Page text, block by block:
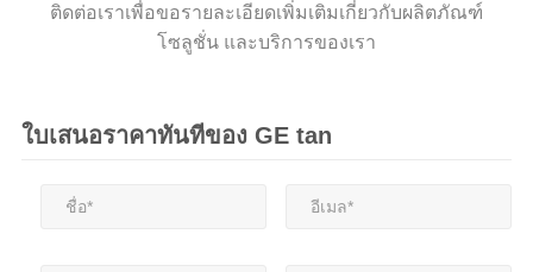
ติดต่อเราเพื่อขอรายละเอียดเพิ่มเติมเกี่ยวกับผลิตภัณฑ์
โซลูชั่น และบริการของเรา
ใบเสนอราคาทันทีของ GE tan